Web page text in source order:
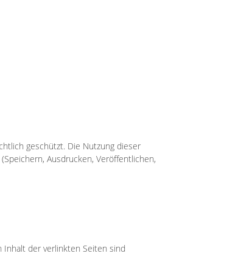
geschützt. Die Nutzung dieser
Ausdrucken, Veröffentlichen,
der verlinkten Seiten sind